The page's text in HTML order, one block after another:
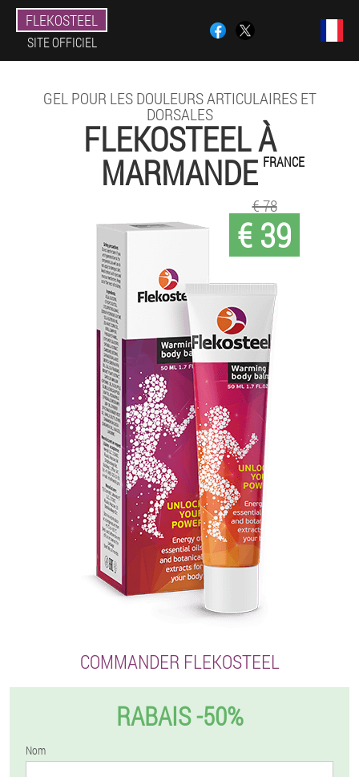
FLEKOSTEEL
SITE OFFICIEL
GEL POUR LES DOULEURS ARTICULAIRES ET
DORSALES
FLEKOSTEEL À
MARMANDE FRANCE
€ 39
€ 78
COMMANDER FLEKOSTEEL
RABAIS -50%
Nom